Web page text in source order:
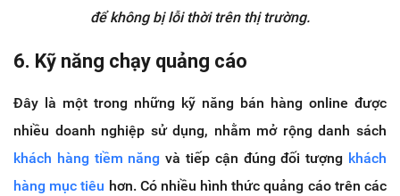
để không bị lỗi thời trên thị trường.
6. Kỹ năng chạy quảng cáo
Đây là một trong những kỹ năng bán hàng online được
nhiều doanh nghiệp sử dụng, nhằm mở rộng danh sách
khách hàng tiềm năng và tiếp cận đúng đối tượng khách
hàng mục tiêu hơn. Có nhiều hình thức quảng cáo trên các